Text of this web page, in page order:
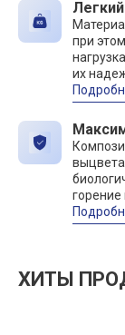
при
их
горение
ХИТЫ